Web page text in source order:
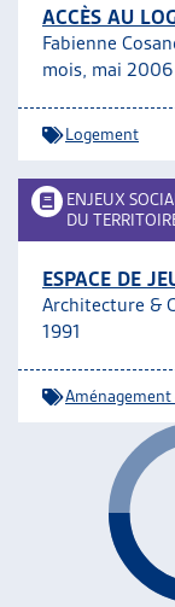
ACCÈS AU
Fabienne
mois, mai 2006
Logement
ENJEUX
DU
ESPACE DE
Architecture &
1991